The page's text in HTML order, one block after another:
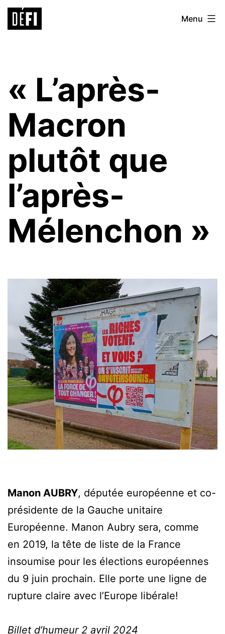
Aller
Défi
Menu
« L’après-
Macron
plutôt que
l’après-
Mélenchon »
Manon AUBRY, députée européenne et co-
présidente de la Gauche unitaire
Européenne. Manon Aubry sera, comme
en 2019, la tête de liste de la France
insoumise pour les élections européennes
du 9 juin prochain. Elle porte une ligne de
rupture claire avec l’Europe libérale!
Billet d’humeur 2 avril 2024